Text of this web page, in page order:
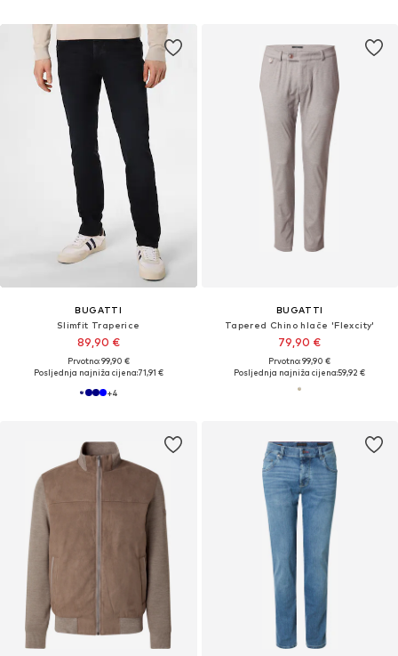
BUGATTI
Slimfit Traperice
89,90 €
Prvotno: 99,90 €
Posljednja najniža cijena:71,91 €
+4
BUGATTI
Tapered Chino hlače 'Flexcity'
79,90 €
Prvotno: 99,90 €
Posljednja najniža cijena:59,92 €